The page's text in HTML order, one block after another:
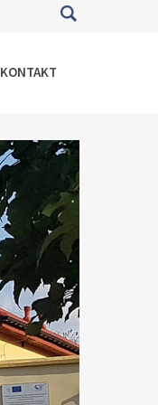
KONTAKT